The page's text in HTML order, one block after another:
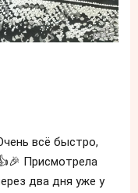
всё быстро,
Присмотрела
два дня уже у